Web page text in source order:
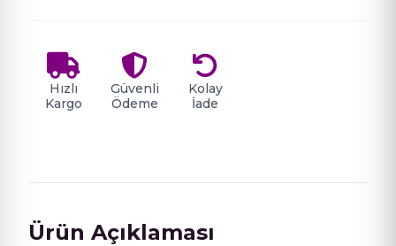
Hızlı
Kargo
Güvenli
Ödeme
Kolay
İade
Ürün Açıklaması